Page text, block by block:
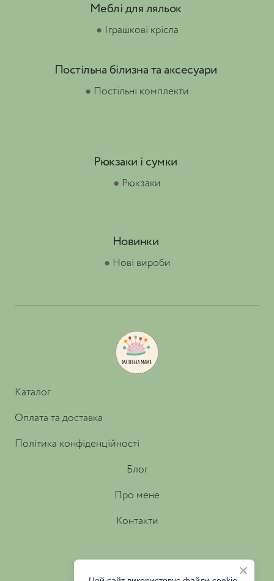
Меблі для ляльок
● Іграшкові крісла
Постільна білизна та аксесуари
● Постільні комплекти
Рюкзаки і сумки
● Рюкзаки
Новинки
● Нові вироби
Каталог
Оплата та доставка
Політика конфіденційності
Блог
Про мене
Контакти